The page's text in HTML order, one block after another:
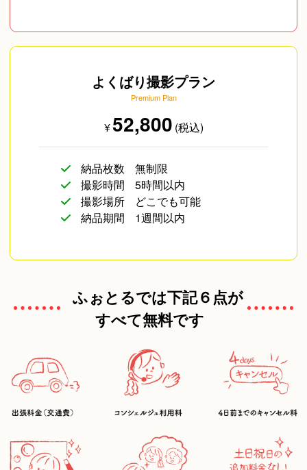
よくばり撮影プラン
Premium Plan
¥52,800 (税込)
納品枚数
無制限
撮影時間
5時間以内
撮影場所
どこでも可能
納品期間
1週間以内
ふぉとるでは下記６点が
すべて無料です